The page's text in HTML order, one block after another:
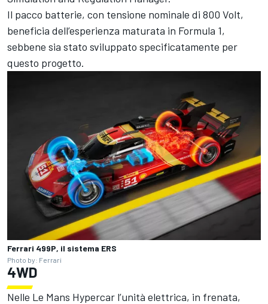
Il pacco batterie, con tensione nominale di 800 Volt,
beneficia dell’esperienza maturata in Formula 1,
sebbene sia stato sviluppato specificatamente per
questo progetto.
Ferrari 499P, il sistema ERS
Photo by: Ferrari
4WD
Nelle Le Mans Hypercar l’unità elettrica, in frenata,